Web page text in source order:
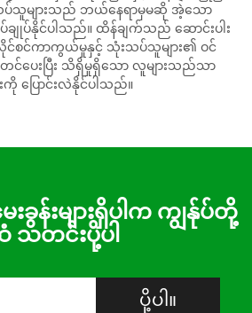
ပ်သူများသည် ဘယ်နေရာမှမဆို အဲ့သော
ချုပ်နိုင်ပါသည်။ ထိန်ချက်သည် ဆောင်းပါး
င်စင်ကာကွယ်မှုနှင့် သုံးသပ်သူများ၏ ဝင်
င်ပေးပြီး သိရှိမှုရှိသော လူများသည်သာ
ပြောင်းလဲနိုင်ပါသည်။
းခွန်းများရှိပါက ကျွန်ုပ်တို့
သတင်းပို့ပါ
ပို့ပါ။